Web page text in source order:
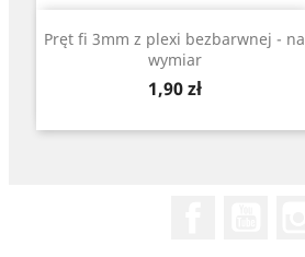
Pręt fi 3mm z plexi bezbarwnej - na
wymiar
Cena
1,90 zł